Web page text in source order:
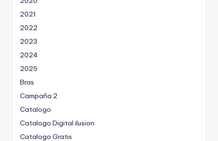
a
n
d
2021
2022
2023
2024
2025
Bras
Campaña 2
Catalogo
Catalogo Digital ilusion
Catalogo Gratis